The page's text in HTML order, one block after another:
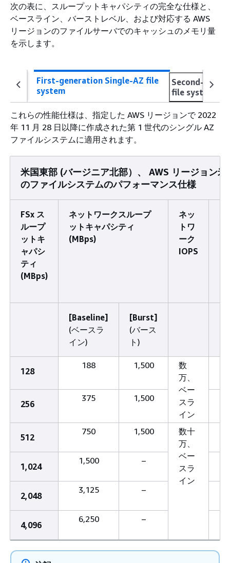
次の表に、スループットキャパシティの完全な仕様と、
ベースライン、バーストレベル、および対応する AWS
リージョンのファイルサーバでのキャッシュのメモリ量
を示します。
First-generation Single-AZ file
system
Second-
file system
これらの性能仕様は、指定した AWS リージョンで 2022
年 11 月 28 日以降に作成された第 1 世代のシングル AZ
ファイルシステムに適用されます。
米国東部 (バージニア北部）、 AWS リージョン
のファイルシステムのパフォーマンス仕様
FSx ス
ループ
ットキ
ャパシ
ティ
(MBps)
ネットワークスループ
ットキャパシティ
(MBps)
ネッ
トワ
ーク
IOPS
[Baseline]
(ベースラ
イン)
[Burst]
(バース
ト)
128
188 1,500
数
万、
ベー
スラ
イン
256
375 1,500
512
750 1,500
数十
万、
ベー
スラ
イン
1,024
1,500 –
2,048
3,125 –
4,096
6,250 –